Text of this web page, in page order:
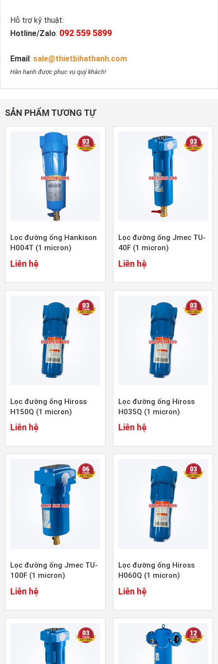
Hỗ trợ kỹ thuật:
Hotline/Zalo: 092 559 5899
Email: sale@thietbihathanh.com
Hân hạnh được phục vụ quý khách!
SẢN PHẨM TƯƠNG TỰ
Lọc đường ống Hankison
H004T (1 micron)
Liên hệ
Lọc đường ống Jmec TU-
40F (1 micron)
Liên hệ
Lọc đường ống Hiross
H150Q (1 micron)
Liên hệ
Lọc đường ống Hiross
H035Q (1 micron)
Liên hệ
Lọc đường ống Jmec TU-
100F (1 micron)
Liên hệ
Lọc đường ống Hiross
H060Q (1 micron)
Liên hệ